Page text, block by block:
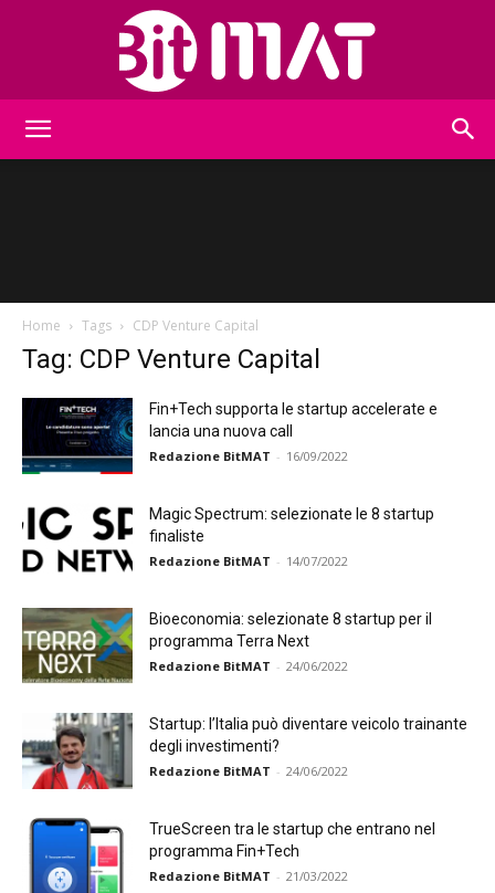
Home Tags CDP Venture Capital
Tag: CDP Venture Capital
Fin+Tech supporta le startup accelerate e
lancia una nuova call
Redazione BitMAT - 16/09/2022
Magic Spectrum: selezionate le 8 startup
finaliste
Redazione BitMAT - 14/07/2022
Bioeconomia: selezionate 8 startup per il
programma Terra Next
Redazione BitMAT - 24/06/2022
Startup: l’Italia può diventare veicolo trainante
degli investimenti?
Redazione BitMAT - 24/06/2022
TrueScreen tra le startup che entrano nel
programma Fin+Tech
Redazione BitMAT - 21/03/2022